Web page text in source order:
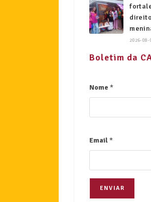
2026-08-
Boletim da
Nome *
Email*
ENVIAR